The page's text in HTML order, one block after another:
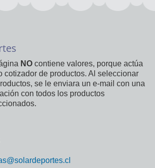
NO contiene valores, porque actúa
cotizador de productos. Al seleccionar
se le enviara un e-mail con una
con todos los productos